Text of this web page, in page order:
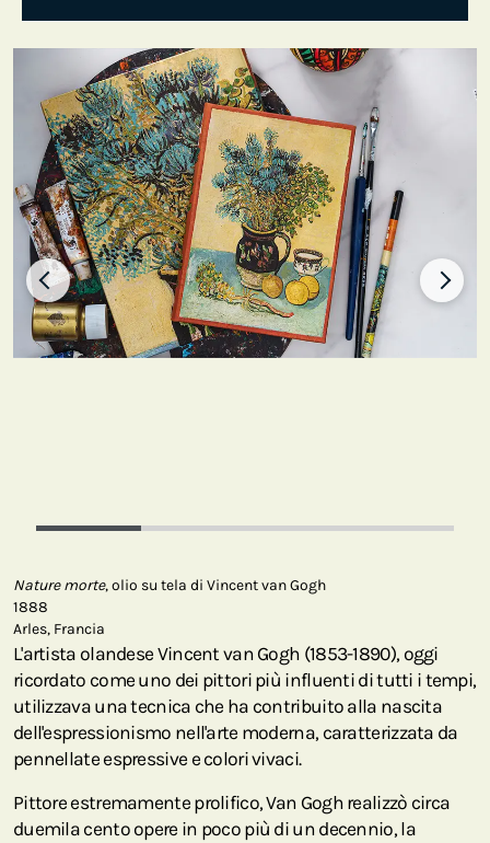
Nature morte, olio su tela di Vincent van Gogh
1888
Arles, Francia
L'artista olandese Vincent van Gogh (1853-1890), oggi
ricordato come uno dei pittori più influenti di tutti i tempi,
utilizzava una tecnica che ha contribuito alla nascita
dell'espressionismo nell'arte moderna, caratterizzata da
pennellate espressive e colori vivaci.
Pittore estremamente prolifico, Van Gogh realizzò circa
duemila cento opere in poco più di un decennio, la